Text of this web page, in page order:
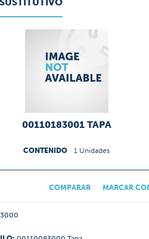
00110183001 TAPA
CONTENIDO 1 Unidades
COMPARAR MARCAR